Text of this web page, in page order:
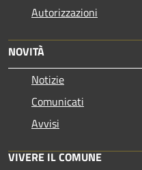
Autorizzazioni
NOVITÀ
Notizie
Comunicati
Avvisi
VIVERE IL COMUNE